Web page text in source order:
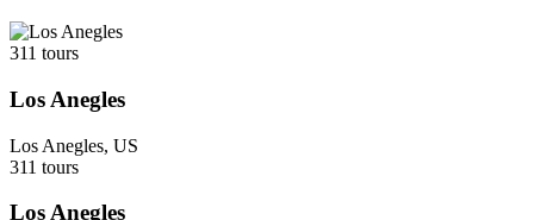
311 tours
Los Anegles
Los Anegles, US
311 tours
Los Anegles